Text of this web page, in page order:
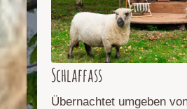
Schlaffass
Übernachtet umgeben